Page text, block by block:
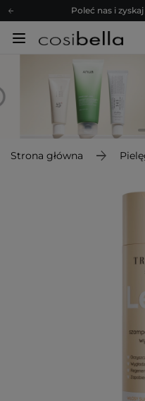
Poleć nas i
Zapisz się na
Z nami to możliwe!
Poleć nas i
Zapisz się na
Strona główna